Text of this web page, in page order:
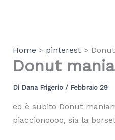
Home
pinterest
Donut
Di Dana Frigerio / Febbraio 29
ed è subito Donut
piaccionoooo, sia la